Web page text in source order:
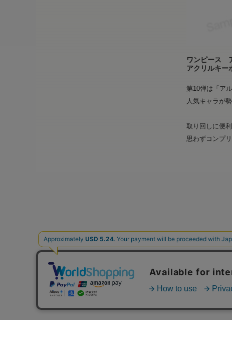
ワンピース
アクリルキ
第10弾は「ア
人気キャラが
取り回しに便
思わずコンプ